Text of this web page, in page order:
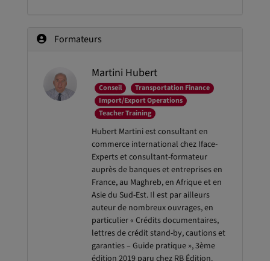
Formateurs
Martini Hubert
Conseil
Transportation Finance
Import/Export Operations
Teacher Training
Hubert Martini est consultant en
commerce international chez Iface-
Experts et consultant-formateur
auprès de banques et entreprises en
France, au Maghreb, en Afrique et en
Asie du Sud-Est. Il est par ailleurs
auteur de nombreux ouvrages, en
particulier « Crédits documentaires,
lettres de crédit stand-by, cautions et
garanties – Guide pratique », 3ème